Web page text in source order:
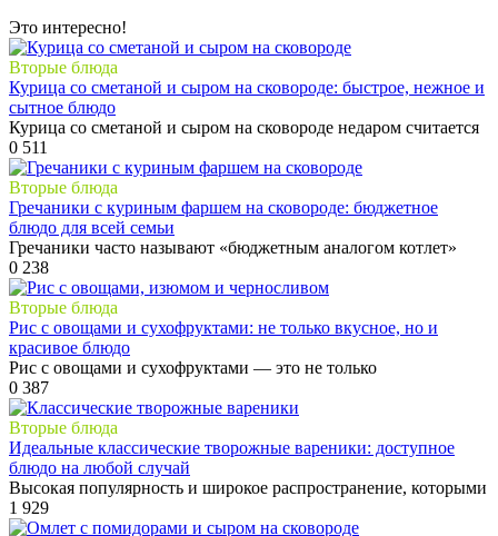
Это интересно!
Вторые блюда
Курица со сметаной и сыром на сковороде: быстрое, нежное и
сытное блюдо
Курица со сметаной и сыром на сковороде недаром считается
0 511
Вторые блюда
Гречаники с куриным фаршем на сковороде: бюджетное
блюдо для всей семьи
Гречаники часто называют «бюджетным аналогом котлет»
0 238
Вторые блюда
Рис с овощами и сухофруктами: не только вкусное, но и
красивое блюдо
Рис с овощами и сухофруктами — это не только
0 387
Вторые блюда
Идеальные классические творожные вареники: доступное
блюдо на любой случай
Высокая популярность и широкое распространение, которыми
1 929